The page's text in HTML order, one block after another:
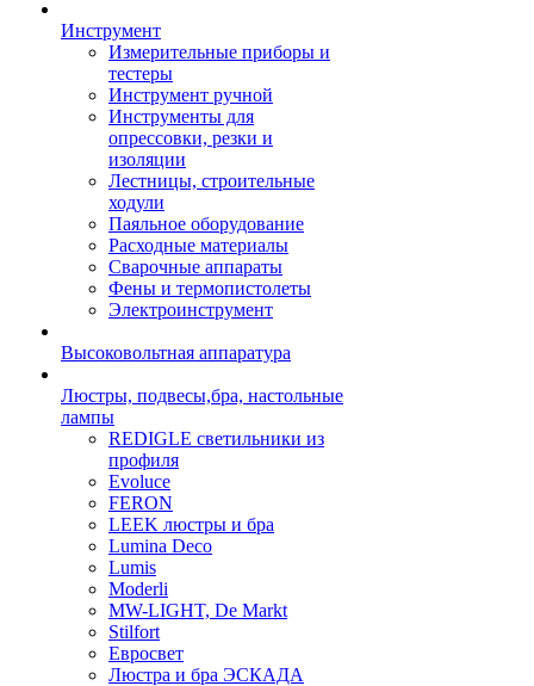
Инструмент
Измерительные приборы и
тестеры
Инструмент ручной
Инструменты для
опрессовки, резки и
изоляции
Лестницы, строительные
ходули
Паяльное оборудование
Расходные материалы
Сварочные аппараты
Фены и термопистолеты
Электроинструмент
Высоковольтная аппаратура
Люстры, подвесы,бра, настольные
лампы
REDIGLE светильники из
профиля
Evoluce
FERON
LEEK люстры и бра
Lumina Deco
Lumis
Moderli
MW-LIGHT, De Markt
Stilfort
Евросвет
Люстра и бра ЭСКАДА